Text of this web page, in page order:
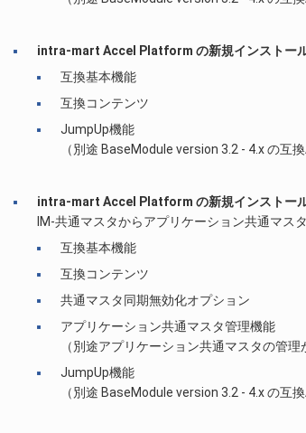
intra-mart Accel Platform の新規インストール
互換基本機能
互換コンテンツ
JumpUp機能
（別途 BaseModule version 3.2 - 4.x の互
intra-mart Accel Platform の新規インストール
IM-共通マスタからアプリケーション共通マス
互換基本機能
互換コンテンツ
共通マスタ同期無効化オプション
アプリケーション共通マスタ管理機能
（別途アプリケーション共通マスタの管
JumpUp機能
（別途 BaseModule version 3.2 - 4.x の互